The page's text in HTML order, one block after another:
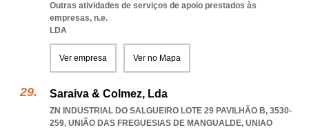
Outras atividades de serviços de apoio prestados às
empresas, n.e.
LDA
Ver empresa Ver no Mapa
Saraiva & Colmez, Lda
ZN INDUSTRIAL DO SALGUEIRO LOTE 29 PAVILHÃO B, 3530-
259, UNIÃO DAS FREGUESIAS DE MANGUALDE, UNIAO